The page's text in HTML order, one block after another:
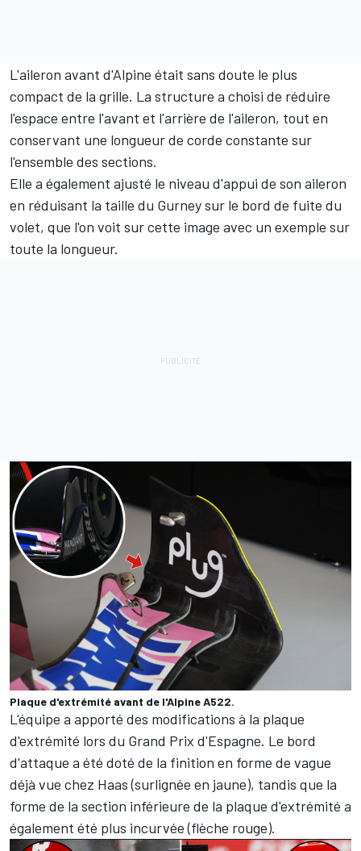
L'aileron avant d'Alpine était sans doute le plus
compact de la grille. La structure a choisi de réduire
l'espace entre l'avant et l'arrière de l'aileron, tout en
conservant une longueur de corde constante sur
l'ensemble des sections.
Elle a également ajusté le niveau d'appui de son aileron
en réduisant la taille du Gurney sur le bord de fuite du
volet, que l'on voit sur cette image avec un exemple sur
toute la longueur.
Plaque d'extrémité avant de l'Alpine A522.
L'équipe a apporté des modifications à la plaque
d'extrémité lors du Grand Prix d'Espagne. Le bord
d'attaque a été doté de la finition en forme de vague
déjà vue chez Haas (surlignée en jaune), tandis que la
forme de la section inférieure de la plaque d'extrémité a
également été plus incurvée (flèche rouge).